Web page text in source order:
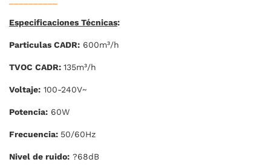
Especificaciones Técnicas:
Particulas CADR: 600m³/h
TVOC CADR: 135m³/h
Voltaje: 100-240V~
Potencia: 60W
Frecuencia: 50/60Hz
Nivel de ruido: ?68dB